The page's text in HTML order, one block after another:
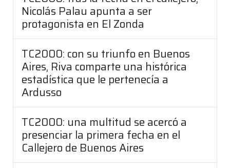
Nicolás Palau apunta a ser
protagonista en El Zonda
TC2000: con su triunfo en Buenos
Aires, Riva comparte una histórica
estadística que le pertenecía a
Ardusso
TC2000: una multitud se acercó a
presenciar la primera fecha en el
Callejero de Buenos Aires